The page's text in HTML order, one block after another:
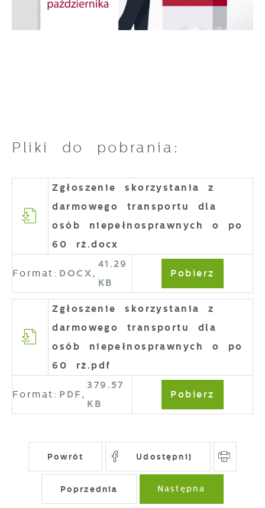
Pliki do pobrania:
Zgłoszenie skorzystania z
darmowego transportu dla
osób niepełnosprawnych o po
60 rż.docx
Format: DOCX,
41.29
KB
Pobierz
Zgłoszenie skorzystania z
darmowego transportu dla
osób niepełnosprawnych o po
60 rż.pdf
Format: PDF,
379.57
KB
Pobierz
Powrót Udostępnij
Poprzednia Następna